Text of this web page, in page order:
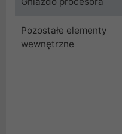
Pozostałe elementy
wewnętrzne